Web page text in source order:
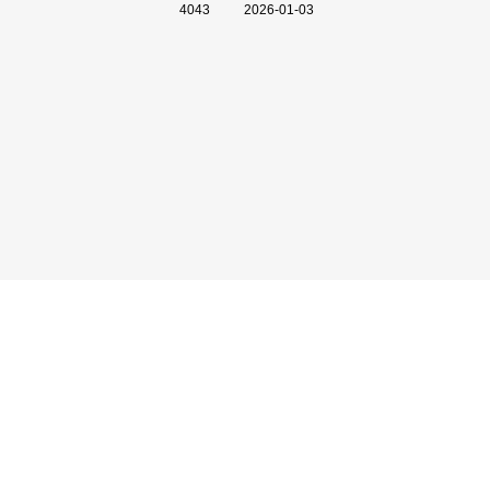
4043 2026-01-03